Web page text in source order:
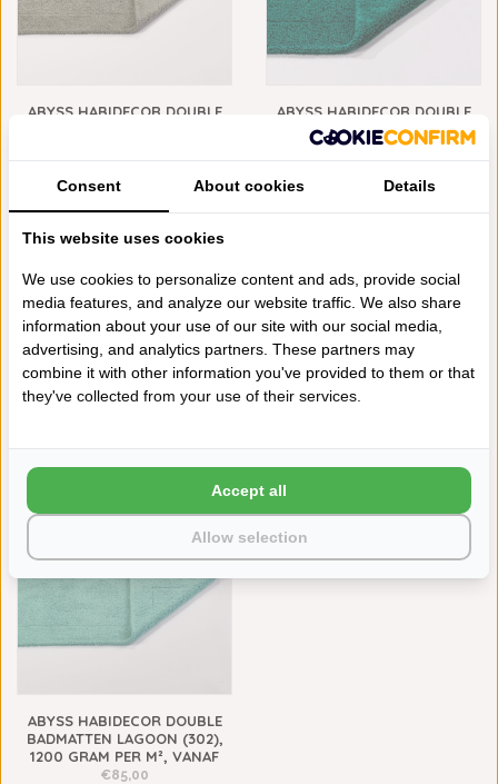
ABYSS HABIDECOR DOUBLE
€85,00
ABYSS HABIDECOR DOUBLE
BADMATTEN BRITISH GREEN
(298), 1200 GRAM PER M²,
VANAF
€85,00
1200 GRAMS
GRAM PER M², VANAF
€85,00
1200 GRAMS
(325), 1200 GRAM PER M²,
VANAF
1200 GRAMS
ABYSS HABIDECOR DOUBLE
BADMATTEN LAGOON (302),
1200 GRAM PER M², VANAF
€85,00
Consent About cookies Details
This website uses cookies
We use cookies to personalize content and ads, provide social
media features, and analyze our website traffic. We also share
information about your use of our site with our social media,
advertising, and analytics partners. These partners may
combine it with other information you've provided to them or that
they've collected from your use of their services.
Allow selection
Accept all